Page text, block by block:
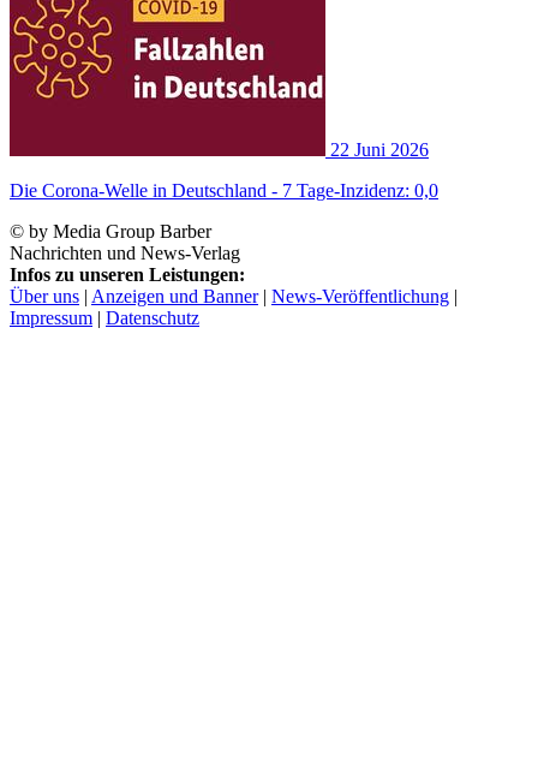
22 Juni 2026
Die Corona-Welle in Deutschland - 7 Tage-Inzidenz: 0,0
© by Media Group Barber
Nachrichten und News-Verlag
Infos zu unseren Leistungen:
Über uns | Anzeigen und Banner| News-Veröffentlichung |
Impressum | Datenschutz